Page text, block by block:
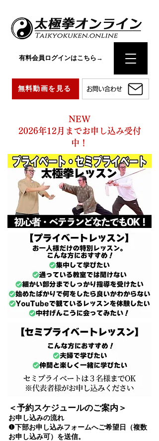
お問い合わせ
無料動画を見る
有料会員ログインはこちら→
NEW
2026年12月までお申し込み受付
中！
＜予約スケジュールのご案内＞
お申し込みの流れ
❶下部お申し込みフォームへご希望日（複数
お申し込み可）を送信。